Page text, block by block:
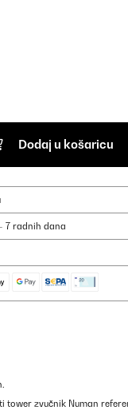
Dodaj u košaricu
7 radnih dana
tower zvučnik Numan